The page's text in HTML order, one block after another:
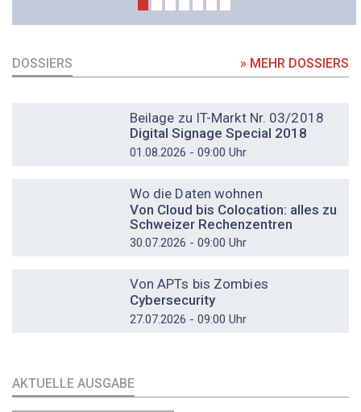
DOSSIERS » MEHR DOSSIERS
Beilage zu IT-Markt Nr. 03/2018
Digital Signage Special 2018
01.08.2026 - 09:00 Uhr
Wo die Daten wohnen
Von Cloud bis Colocation: alles zu
Schweizer Rechenzentren
30.07.2026 - 09:00 Uhr
Von APTs bis Zombies
Cybersecurity
27.07.2026 - 09:00 Uhr
AKTUELLE AUSGABE